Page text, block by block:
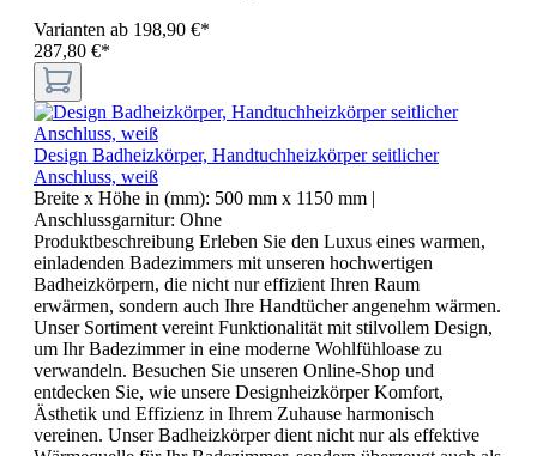
Varianten ab 198,90 €*
287,80 €*
Design Badheizkörper, Handtuchheizkörper seitlicher
Anschluss, weiß
Breite x Höhe in (mm): 500 mm x 1150 mm |
Anschlussgarnitur: Ohne
Produktbeschreibung Erleben Sie den Luxus eines warmen,
einladenden Badezimmers mit unseren hochwertigen
Badheizkörpern, die nicht nur effizient Ihren Raum
erwärmen, sondern auch Ihre Handtücher angenehm wärmen.
Unser Sortiment vereint Funktionalität mit stilvollem Design,
um Ihr Badezimmer in eine moderne Wohlfühloase zu
verwandeln. Besuchen Sie unseren Online-Shop und
entdecken Sie, wie unsere Designheizkörper Komfort,
Ästhetik und Effizienz in Ihrem Zuhause harmonisch
vereinen. Unser Badheizkörper dient nicht nur als effektive